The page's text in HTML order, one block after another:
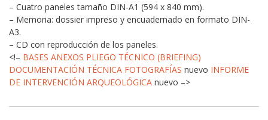
– Cuatro paneles tamaño DIN-A1 (594 x 840 mm).
– Memoria: dossier impreso y encuadernado en formato DIN-
A3.
– CD con reproducción de los paneles.
<!– BASES ANEXOS PLIEGO TÉCNICO (BRIEFING)
DOCUMENTACIÓN TÉCNICA FOTOGRAFÍAS nuevo INFORME
DE INTERVENCIÓN ARQUEOLÓGICA
nuevo –>